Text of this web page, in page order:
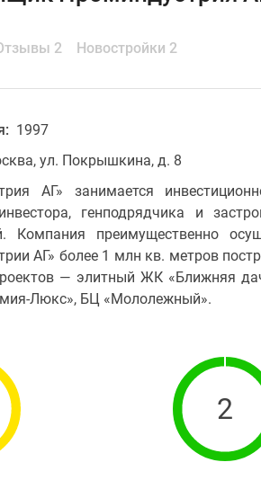
2 Новостройки 2
1997
ул. Покрышкина, д. 8
АГ» занимается
генподрядчика и
Компания преимущественно
АГ» более 1 млн кв. метров
— элитный ЖК «Ближняя
Люкс», БЦ «Мололежный».
2